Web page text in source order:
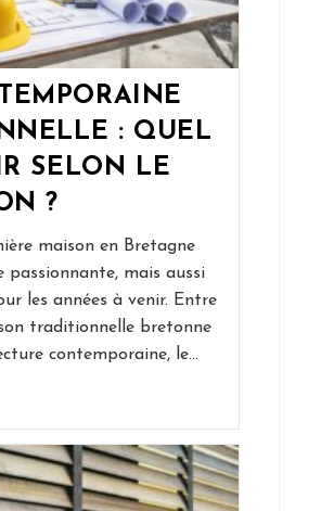
: QUEL
SELON LE
?
maison en Bretagne
passionnante, mais aussi
les années à venir. Entre
traditionnelle bretonne
contemporaine, le…